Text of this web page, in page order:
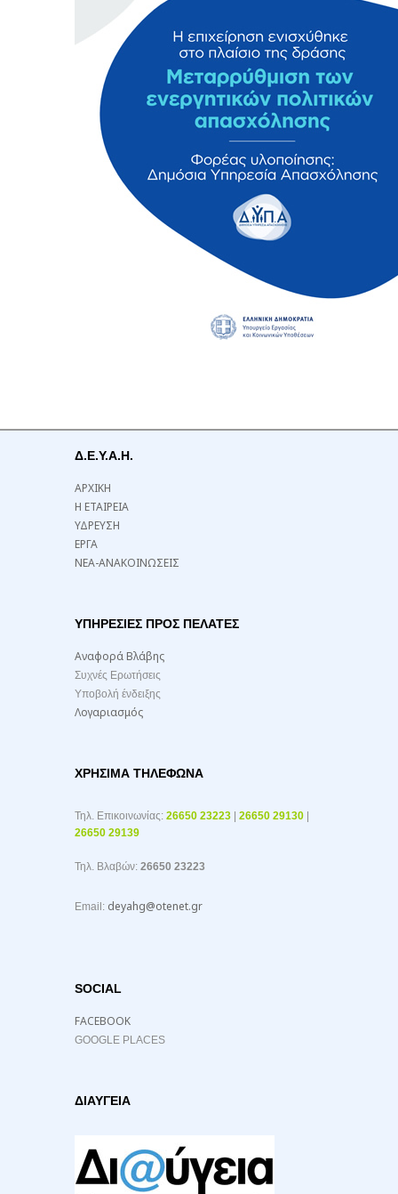
Δ.Ε.Υ.Α.Η.
ΑΡΧΙΚΗ
Η ΕΤΑΙΡΕΙΑ
ΥΔΡΕΥΣΗ
ΕΡΓΑ
ΝΕΑ-ΑΝΑΚΟΙΝΩΣΕΙΣ
ΥΠΗΡΕΣΙΕΣ ΠΡΟΣ ΠΕΛΑΤΕΣ
Αναφορά Βλάβης
Συχνές Ερωτήσεις
Υποβολή ένδειξης
Λογαριασμός
ΧΡΉΣΙΜΑ ΤΗΛΈΦΩΝΑ
Τηλ. Επικοινωνίας: 26650 23223 26650 29130
26650 29139
Τηλ. Βλαβών: 26650 23223
Email: deyahg@otenet.gr
SOCIAL
FACEBOOK
GOOGLE PLACES
ΔΙΑΥΓΕΙΑ